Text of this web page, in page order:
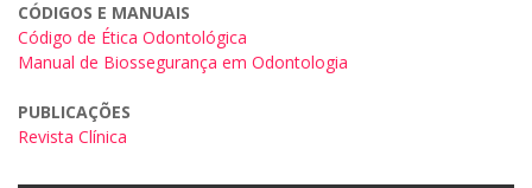
CÓDIGOS E MANUAIS
Código de Ética Odontológica
Manual de Biossegurança em Odontologia
PUBLICAÇÕES
Revista Clínica